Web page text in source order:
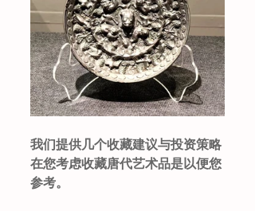
我们提供几个收藏建议与投资策略
在您考虑收藏唐代艺术品是以便您
参考。